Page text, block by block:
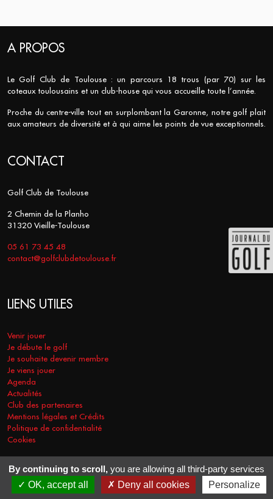
A PROPOS
Le Golf Club de Toulouse : un parcours 18 trous (par 70) sur les
coteaux toulousains et un club-house qui vous accueille toute l’année.
Proche du centre-ville tout en surplombant la Garonne, notre golf plait
aux amateurs de diversité et à qui aime les points de vue exceptionnels.
CONTACT
Golf Club de Toulouse
2 Chemin de la Planho
31320 Vieille-Toulouse
05 61 73 45 48
contact@golfclubdetoulouse.fr
LIENS UTILES
Venir jouer
Je débute le golf
Je souhaite devenir membre
Je viens jouer
Agenda
Actualités
Club des partenaires
Mentions légales et Crédits
Politique de confidentialité
Cookies
COPYRIGHT © 2026 - GOLF CLUB DE TOULOUSE. TOUS DROITS
RÉSERVÉS.
RÉALISATION VT-DESIGN 2021
By continuing to scroll, you are allowing all third-party services
OK, accept all
Deny all cookies Personalize